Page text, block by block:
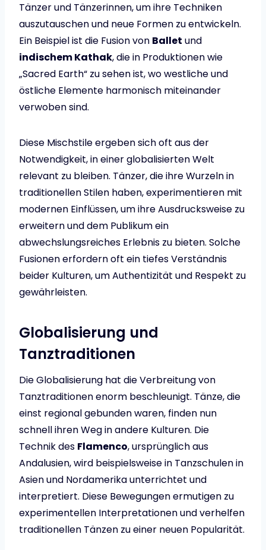
Tänzer und Tänzerinnen, um ihre Techniken
auszutauschen und neue Formen zu entwickeln.
Ein Beispiel ist die Fusion von Ballet und
indischem Kathak, die in Produktionen wie
„Sacred Earth“ zu sehen ist, wo westliche und
östliche Elemente harmonisch miteinander
verwoben sind.
Diese Mischstile ergeben sich oft aus der
Notwendigkeit, in einer globalisierten Welt
relevant zu bleiben. Tänzer, die ihre Wurzeln in
traditionellen Stilen haben, experimentieren mit
modernen Einflüssen, um ihre Ausdrucksweise zu
erweitern und dem Publikum ein
abwechslungsreiches Erlebnis zu bieten. Solche
Fusionen erfordern oft ein tiefes Verständnis
beider Kulturen, um Authentizität und Respekt zu
gewährleisten.
Globalisierung und
Tanztraditionen
Die Globalisierung hat die Verbreitung von
Tanztraditionen enorm beschleunigt. Tänze, die
einst regional gebunden waren, finden nun
schnell ihren Weg in andere Kulturen. Die
Technik des Flamenco, ursprünglich aus
Andalusien, wird beispielsweise in Tanzschulen in
Asien und Nordamerika unterrichtet und
interpretiert. Diese Bewegungen ermutigen zu
experimentellen Interpretationen und verhelfen
traditionellen Tänzen zu einer neuen Popularität.